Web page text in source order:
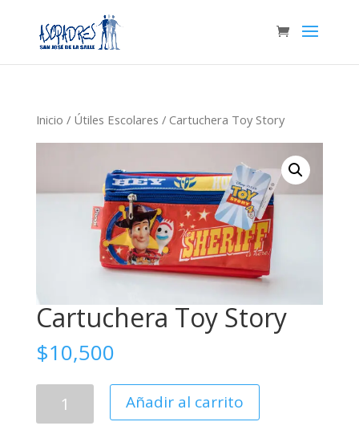
Inicio / Útiles Escolares / Cartuchera Toy Story
Cartuchera Toy Story
$10,500
Añadir al carrito